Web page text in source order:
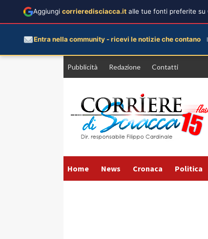
Pubblicità Redazione Contatti
Home News Cronaca Politica
Aggiungi corrieredisciacca.it alle tue fonti preferite su
Entra nella community - ricevi le notizie che contano